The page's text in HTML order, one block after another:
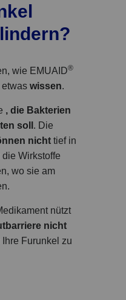
wie EMUAID®
etwas wissen.
, die Bakterien
soll . Die
nicht tief in
die Wirkstoffe
wo sie am
nützt
nicht
Ihre Furunkel zu